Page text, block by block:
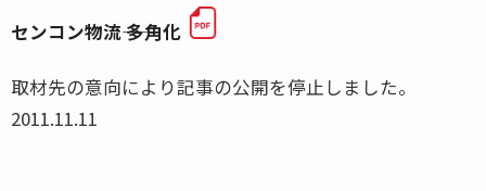
センコン物流―― 多角化
取材先の意向により記事の公開を停止しました。
2011.11.11